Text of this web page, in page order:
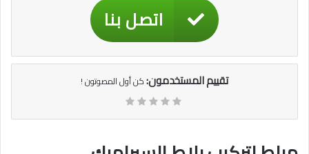
اتصل بنا
تقييم المستخدمون:كن أول المصوتون !